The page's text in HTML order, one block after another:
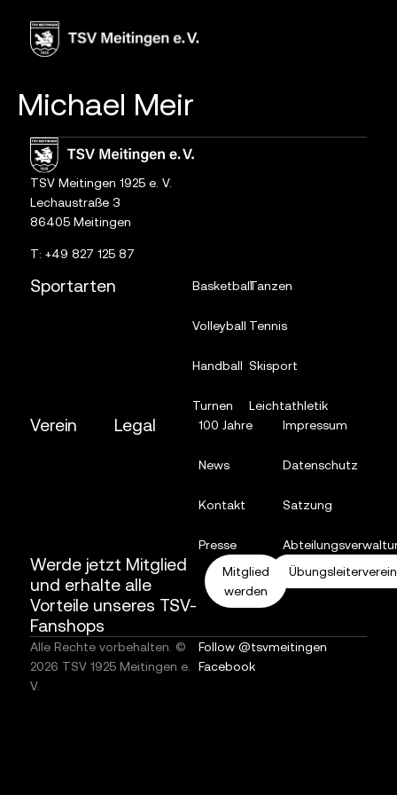
springen
Michael Meir
TSV Meitingen 1925 e. V.
Lechaustraße 3
86405 Meitingen
T: +49 827 125 87
Sportarten Basketball
Volleyball
Handball
Turnen
Tanzen
Tennis
Skisport
Leichtathletik
Verein Legal 100 Jahre
News
Kontakt
Presse
Impressum
Datenschutz
Satzung
Werde jetzt Mitglied
und erhalte alle
Vorteile unseres TSV-
Fanshops
Mitglied
werden
Alle Rechte vorbehalten. ©
2026 TSV 1925 Meitingen e.
V.
Follow @tsvmeitingen
Facebook